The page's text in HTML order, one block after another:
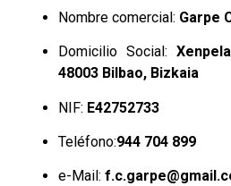
Nombre comercial: Garpe
Domicilio Social:
48003 Bilbao, Bizkaia
NIF: E42752733
Teléfono:944 704 899
e-Mail: